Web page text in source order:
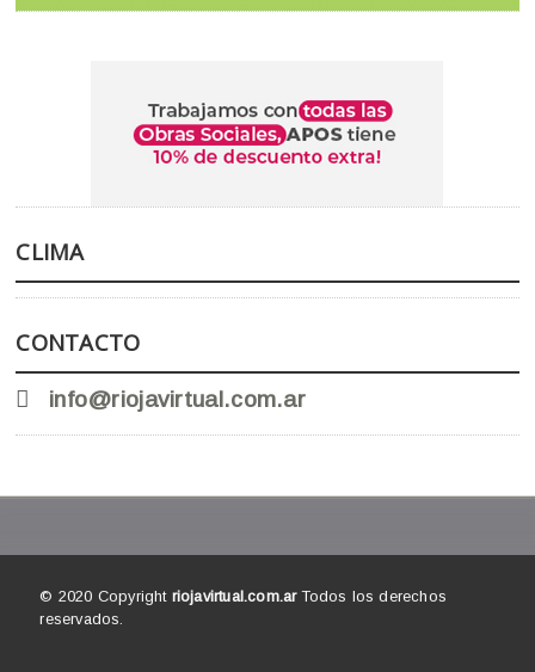
CLIMA
CONTACTO
info@riojavirtual.com.ar
© 2020 Copyright riojavirtual.com.arTodos los derechos
reservados.